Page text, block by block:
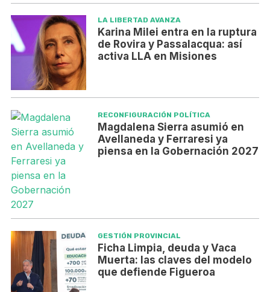
LA LIBERTAD AVANZA
Karina Milei entra en la ruptura
de Rovira y Passalacqua: así
activa LLA en Misiones
RECONFIGURACIÓN POLÍTICA
Magdalena Sierra asumió en
Avellaneda y Ferraresi ya
piensa en la Gobernación 2027
GESTIÓN PROVINCIAL
Ficha Limpia, deuda y Vaca
Muerta: las claves del modelo
que defiende Figueroa